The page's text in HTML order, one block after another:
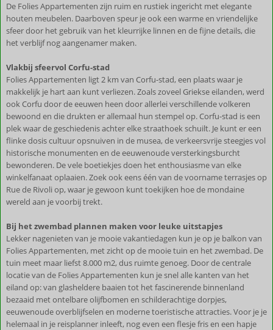
De Folies Appartementen zijn ruim en rustiek ingericht met elegante
houten meubelen. Daarboven speur je ook een warme en vriendelijke
sfeer door het gebruik van het kleurrijke linnen en de fijne details, die
het verblijf nog aangenamer maken.
Vlakbij sfeervol Corfu-stad
Folies Appartementen ligt 2 km van Corfu-stad, een plaats waar je
makkelijk je hart aan kunt verliezen. Zoals zoveel Griekse eilanden, werd
ook Corfu door de eeuwen heen door allerlei verschillende volkeren
bewoond en die drukten er allemaal hun stempel op. Corfu-stad is een
plek waar de geschiedenis achter elke straathoek schuilt. Je kunt er een
flinke dosis cultuur opsnuiven in de musea, de verkeersvrije steegjes vol
historische monumenten en de eeuwenoude versterkingsburcht
bewonderen. De vele boetiekjes doen het enthousiasme van elke
winkelfanaat oplaaien. Zoek ook eens één van de voorname terrasjes op
Rue de Rivoli op, waar je gewoon kunt toekijken hoe de mondaine
wereld aan je voorbij trekt.
Bij het zwembad plannen maken voor leuke uitstapjes
Lekker nagenieten van je mooie vakantiedagen kun je op je balkon van
Folies Appartementen, met zicht op de mooie tuin en het zwembad. De
tuin meet maar liefst 8.000 m2, dus ruimte genoeg. Door de centrale
locatie van de Folies Appartementen kun je snel alle kanten van het
eiland op: van glasheldere baaien tot het fascinerende binnenland
bezaaid met ontelbare olijfbomen en schilderachtige dorpjes,
eeuwenoude overblijfselen en moderne toeristische attracties. Voor je je
helemaal in je reisplanner inleeft, nog even een flesje fris en een hapje